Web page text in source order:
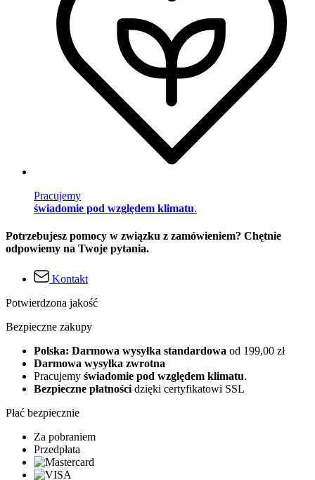
Pracujemy
świadomie pod względem klimatu.
Potrzebujesz pomocy w związku z zamówieniem? Chętnie
odpowiemy na Twoje pytania.
Kontakt
Potwierdzona jakość
Bezpieczne zakupy
Polska: Darmowa wysyłka standardowa od 199,00 zł
Darmowa wysyłka zwrotna
Pracujemy świadomie pod względem klimatu.
Bezpieczne płatności dzięki certyfikatowi SSL
Płać bezpiecznie
Za pobraniem
Przedpłata